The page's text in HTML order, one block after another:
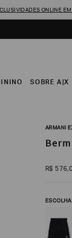
ONLINE EM
SOBRE A|X
ARMANI
R$ 576,